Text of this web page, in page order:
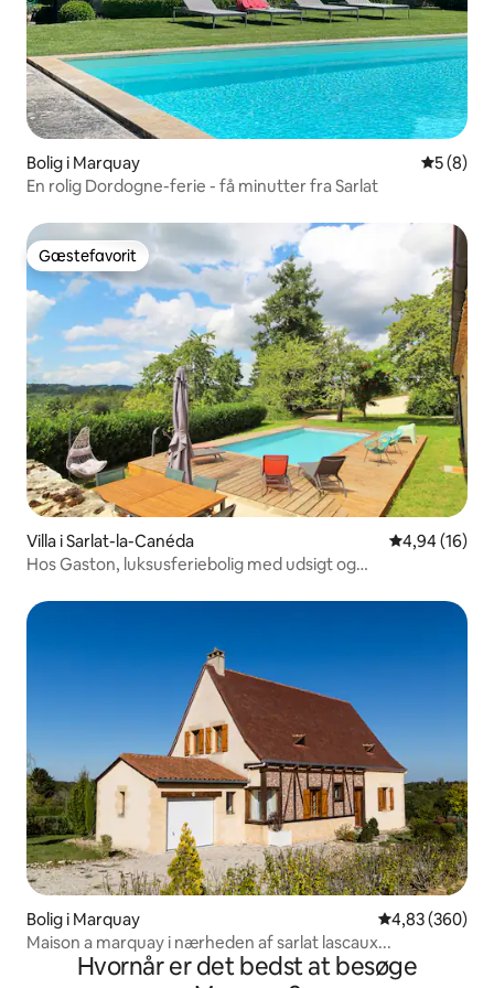
Bolig i Marquay 5 ud af 5
5 (8)
En rolig Dordogne-ferie - få minutter fra Sarlat
Gæstefavorit
Gæstefavorit
Villa i Sarlat-la-Canéda 4,94 ud af 5 i
4,94 (16)
Hos Gaston, luksusferiebolig med udsigt og
Bolig i Marquay 4,83 ud af 5 i
4,83 (360)
Maison a marquay i nærheden af sarlat lascaux...
Hvornår er det bedst at besøge